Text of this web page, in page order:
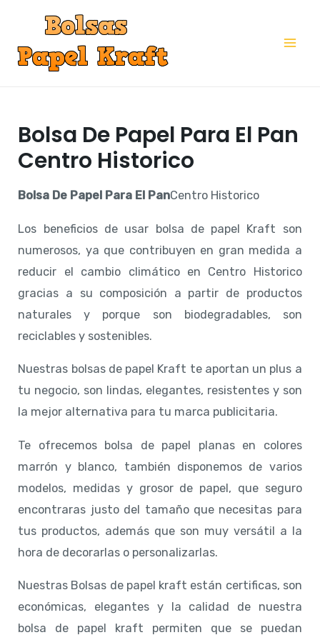
contenido
Bolsa De Papel Para El Pan
Centro Historico
Bolsa De Papel Para El PanCentro Historico
Los beneficios de usar bolsa de papel Kraft son
numerosos, ya que contribuyen en gran medida a
reducir el cambio climático en Centro Historico
gracias a su composición a partir de productos
naturales y porque son biodegradables, son
reciclables y sostenibles.
Nuestras bolsas de papel Kraft te aportan un plus a
tu negocio, son lindas, elegantes, resistentes y son
la mejor alternativa para tu marca publicitaria.
Te ofrecemos bolsa de papel planas en colores
marrón y blanco, también disponemos de varios
modelos, medidas y grosor de papel, que seguro
encontraras justo del tamaño que necesitas para
tus productos, además que son muy versátil a la
hora de decorarlas o personalizarlas.
Nuestras Bolsas de papel kraft están certificas, son
económicas, elegantes y la calidad de nuestra
bolsa de papel kraft permiten que se puedan